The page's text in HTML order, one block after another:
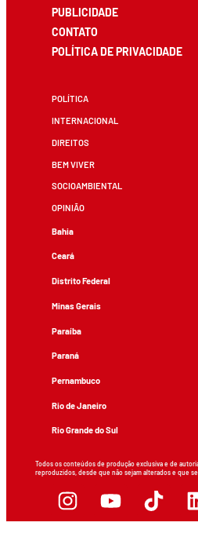
PUBLICIDADE
CONTATO
POLÍTICA DE PRIVACIDADE
POLÍTICA
INTERNACIONAL
DIREITOS
BEM VIVER
SOCIOAMBIENTAL
OPINIÃO
Bahia
Ceará
Distrito Federal
Minas Gerais
Paraíba
Paraná
Pernambuco
Rio de Janeiro
Rio Grande do Sul
Todos os conteúdos de produção exclusiva e de
reproduzidos, desde que não sejam alterados e que